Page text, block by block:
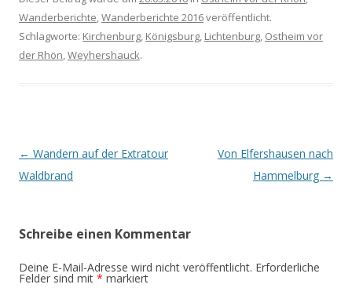
Wanderberichte,Wanderberichte 2016veröffentlicht.
Schlagworte: Kirchenburg, Königsburg, Lichtenburg, Ostheim vor
der Rhön,Weyhershauck.
Beitrags-
Navigation
← Wandern auf der Extratour
Waldbrand
Von Elfershausen nach
Hammelburg →
Schreibe einen Kommentar
Deine E-Mail-Adresse wird nicht veröffentlicht. Erforderliche
Felder sind mit * markiert